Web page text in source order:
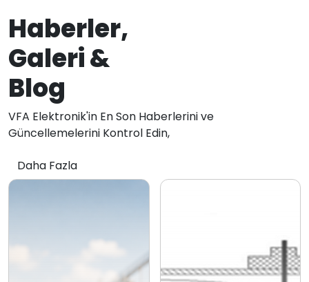
Haberler,
Galeri &
Blog
VFA Elektronik'in En Son Haberlerini ve
Güncellemelerini Kontrol Edin,
Daha Fazla